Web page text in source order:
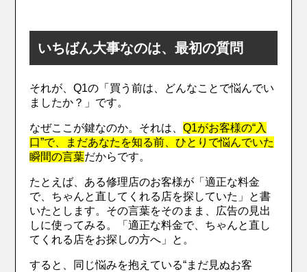
いちばん大事なのは、最初の質問
それが、Q1の「買う前は、どんなことで悩んでい
ましたか？」です。
なぜここが鍵なのか。それは、Q1がお客様の“入
口”で、まだあなたを知る前、ひとりで悩んでいた
瞬間の言葉だからです。
たとえば、ある修理店のお客様が「適正な料金
で、ちゃんと直してくれる店を探していた」と書
いたとします。その言葉をそのまま、広告の見出
しに使ってみる。「適正な料金で、ちゃんと直し
てくれる店をお探しの方へ」と。
すると、同じ悩みを抱えている“まだ見ぬお客